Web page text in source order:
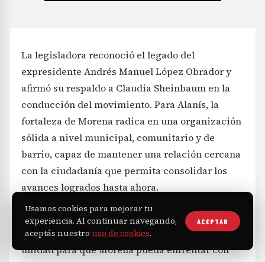
La legisladora reconoció el legado del
expresidente Andrés Manuel López Obrador y
afirmó su respaldo a Claudia Sheinbaum en la
conducción del movimiento. Para Alanís, la
fortaleza de Morena radica en una organización
sólida a nivel municipal, comunitario y de
barrio, capaz de mantener una relación cercana
con la ciudadanía que permita consolidar los
avances logrados hasta ahora.
Con un llamado a la madurez política, la
exdiputada exhortó a actuar con respeto y
unidad para que Morena pueda enfrentar con
Usamos cookies para mejorar tu
experiencia. Al continuar navegando,
aceptás nuestro uso de cookies.
ACEPTAR